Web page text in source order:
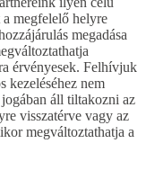
megfelelő helyre
megadása
érvényesek. Felhívjuk
kezeléséhez nem
áll tiltakozni az
visszatérve vagy az
megváltoztathatja a